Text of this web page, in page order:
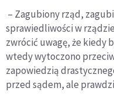
– Zagubiony rząd,
sprawiedliwości w
zwrócić uwagę, że kiedy
wtedy wytoczono
zapowiedzią
przed sądem, ale